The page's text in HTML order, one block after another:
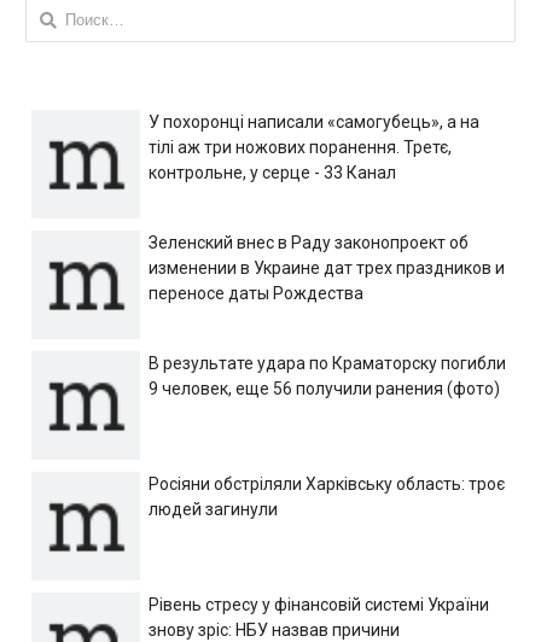
Найти:
У похоронці написали «самогубець», а на
тілі аж три ножових поранення. Третє,
контрольне, у серце - 33 Канал
Зеленский внес в Раду законопроект об
изменении в Украине дат трех праздников и
переносе даты Рождества
В результате удара по Краматорску погибли
9 человек, еще 56 получили ранения (фото)
Росіяни обстріляли Харківську область: троє
людей загинули
Рівень стресу у фінансовій системі України
знову зріс: НБУ назвав причини